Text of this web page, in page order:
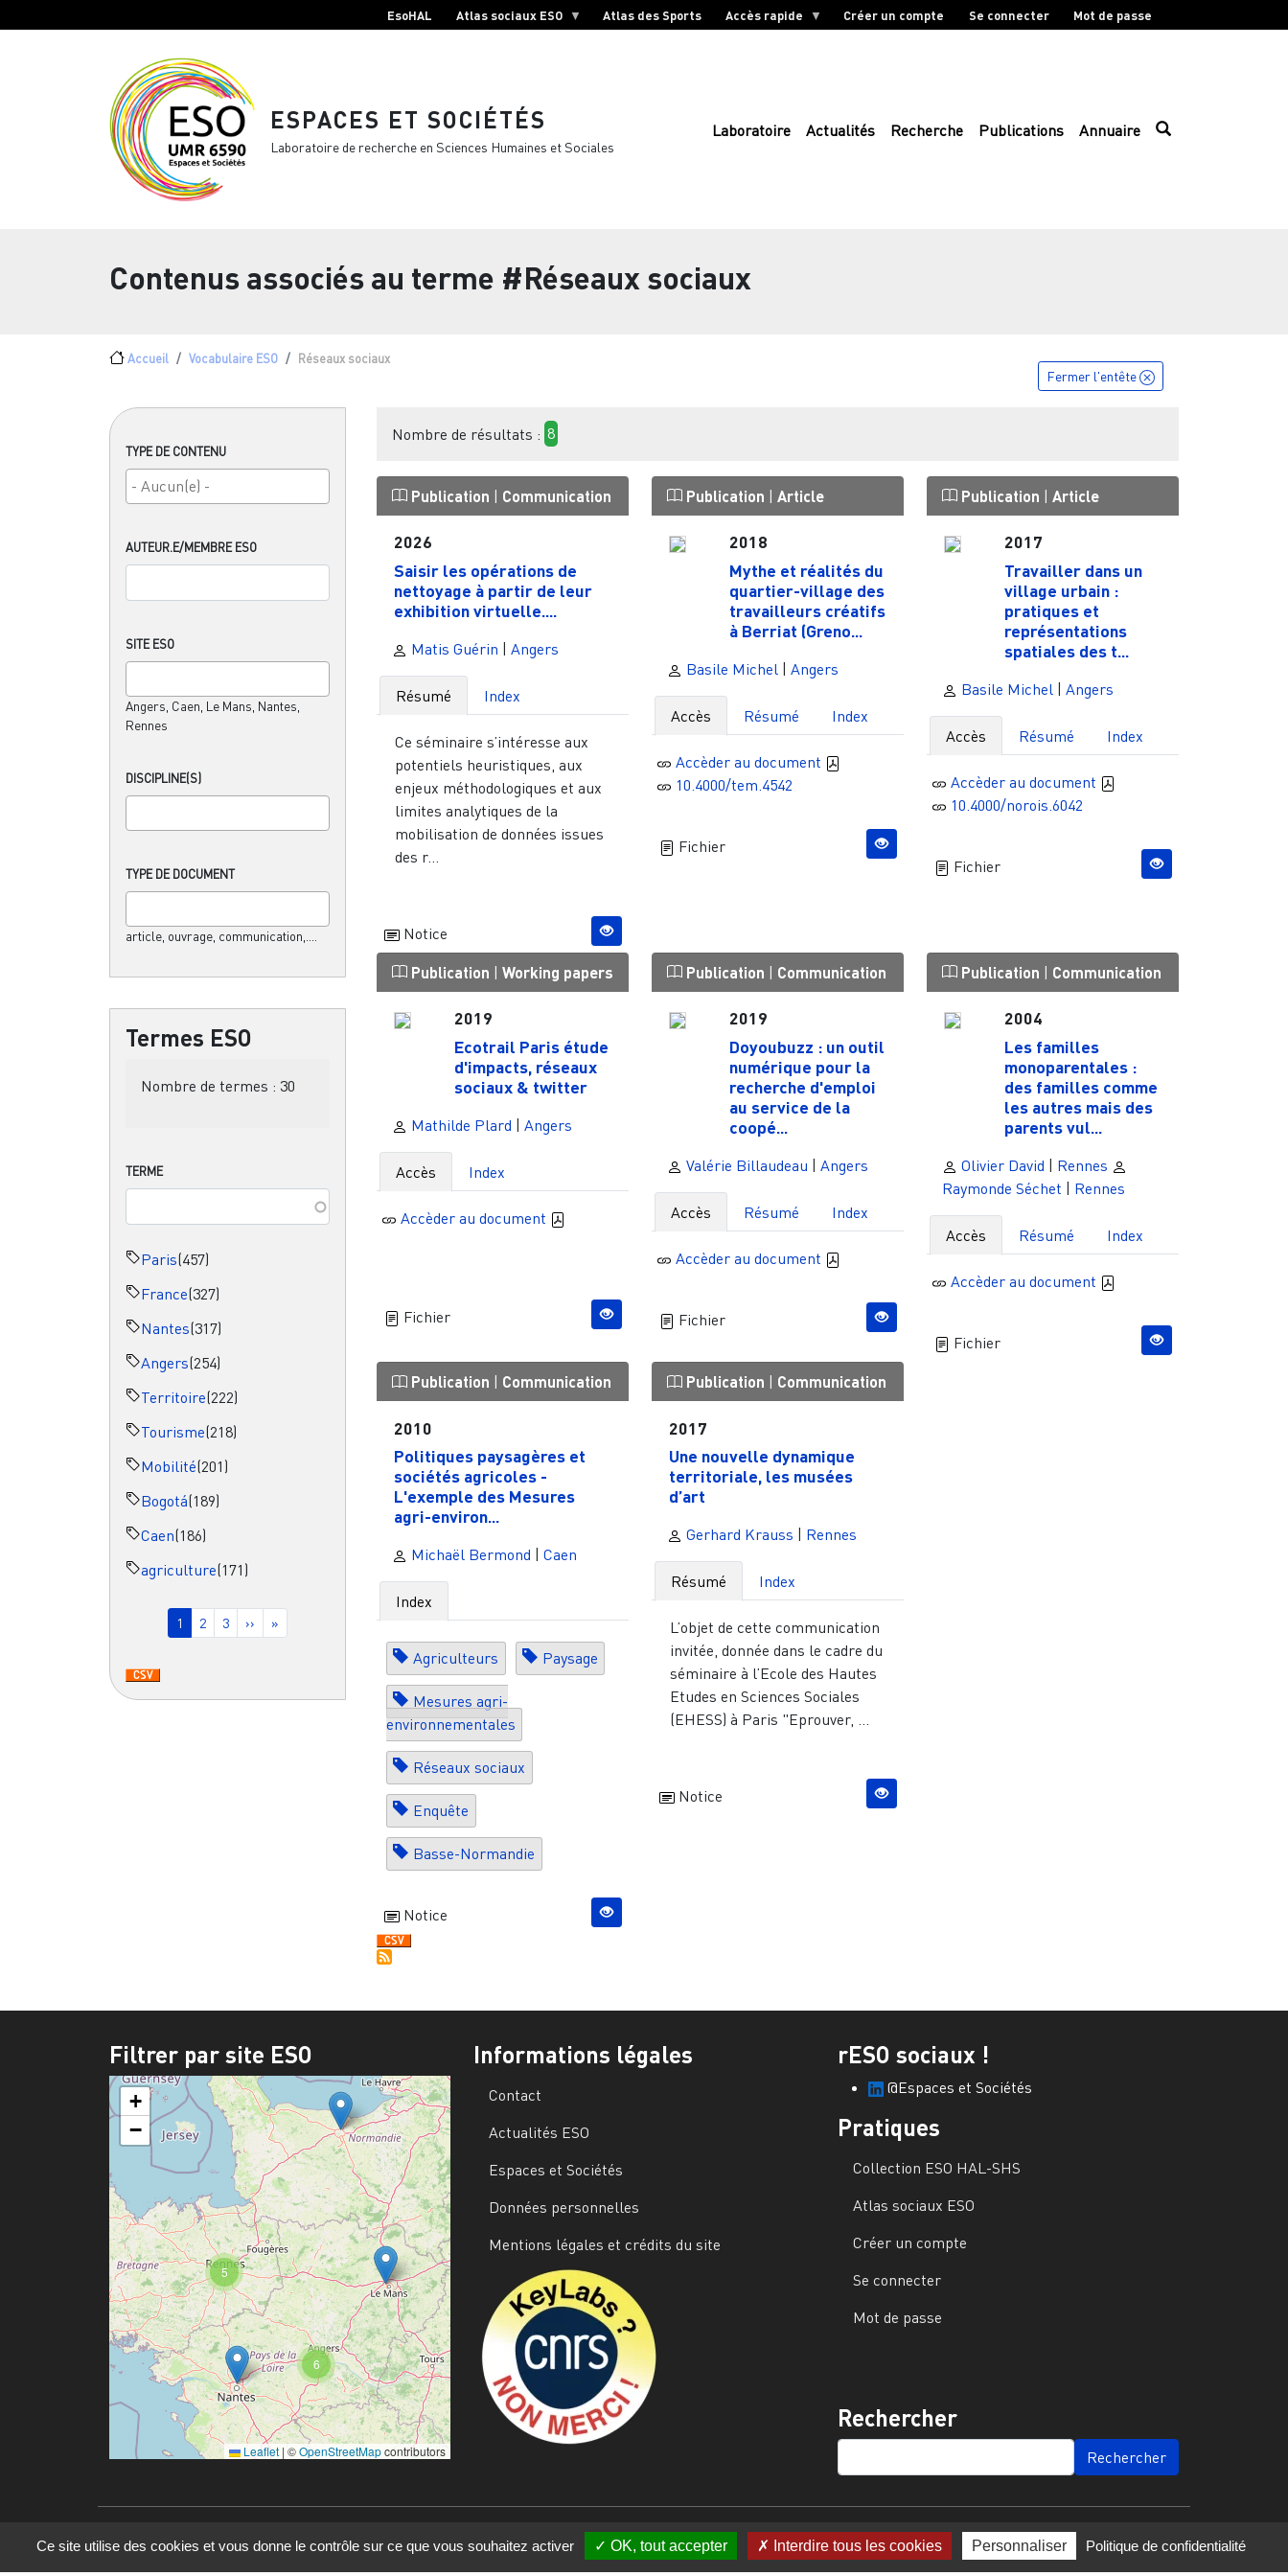
EsoHAL Atlas sociaux ESO Atlas des Sports Accès rapide Créer un compte Se connecter Mot de passe
ESPACES ET SOCIÉTÉS
Laboratoire de recherche en Sciences Humaines et Sociales
Laboratoire Actualités Recherche Publications Annuaire
Contenus associés au terme #Réseaux sociaux
Fil d'Ariane
Accueil Vocabulaire ESO Réseaux sociaux
TYPE DE CONTENU
AUTEUR.E/MEMBRE ESO
SITE ESO
Angers, Caen, Le Mans, Nantes,
Rennes
DISCIPLINE(S)
TYPE DE DOCUMENT
article, ouvrage, communication,....
Termes ESO
Nombre de termes : 30
TERME
Paris(457)
France(327)
Nantes(317)
Angers(254)
Territoire(222)
Tourisme(218)
Mobilité(201)
Bogotá(189)
Caen(186)
agriculture(171)
Pagination
Page courante
1 Page
2 Page
3 Page suivante
›› Dernière page
»
Fermer l'entête
Nombre de résultats : 8
Publication | Communication
2026
Saisir les opérations de
nettoyage à partir de leur
exhibition virtuelle....
Matis Guérin | Angers
Résumé Index
Ce séminaire s’intéresse aux
potentiels heuristiques, aux
enjeux méthodologiques et aux
limites analytiques de la
mobilisation de données issues
des r...
Notice
Publication | Article
2018
Mythe et réalités du
quartier-village des
travailleurs créatifs
à Berriat (Greno...
Basile Michel | Angers
Accès Résumé Index
Accèder au document
10.4000/tem.4542
Fichier
Publication | Article
2017
Travailler dans un
village urbain :
pratiques et
représentations
spatiales des t...
Basile Michel | Angers
Accès Résumé Index
Accèder au document
10.4000/norois.6042
Fichier
Publication | Working papers
2019
Ecotrail Paris étude
d'impacts, réseaux
sociaux & twitter
Mathilde Plard | Angers
Accès Index
Accèder au document
Fichier
Publication | Communication
2019
Doyoubuzz : un outil
numérique pour la
recherche d'emploi
au service de la
coopé...
Valérie Billaudeau | Angers
Accès Résumé Index
Accèder au document
Fichier
Publication | Communication
2004
Les familles
monoparentales :
des familles comme
les autres mais des
parents vul...
Olivier David | Rennes
Raymonde Séchet | Rennes
Accès Résumé Index
Accèder au document
Fichier
Publication | Communication
2010
Politiques paysagères et
sociétés agricoles -
L'exemple des Mesures
agri-environ...
Michaël Bermond Caen
Index
Agriculteurs Paysage
Mesures agri-
environnementales
Réseaux sociaux
Enquête
Basse-Normandie
Notice
Publication | Communication
2017
Une nouvelle dynamique
territoriale, les musées
d’art
Gerhard Krauss Rennes
Résumé Index
L’objet de cette communication
invitée, donnée dans le cadre du
séminaire à l’Ecole des Hautes
Etudes en Sciences Sociales
(EHESS) à Paris "Eprouver, ...
Notice
Filtrer par site ESO
6
5
+
−
Leaflet | ©OpenStreetMapcontributors
Informations légales
Contact
Actualités ESO
Espaces et Sociétés
Données personnelles
Mentions légales et crédits du site
rESO sociaux !
@Espaces et Sociétés
Pratiques
Collection ESO HAL-SHS
Atlas sociaux ESO
Créer un compte
Se connecter
Mot de passe
Rechercher
SEARCH
Ce site utilise des cookies et vous donne le contrôle sur ce que vous souhaitez activer OK, tout accepter Interdire tous les cookies Personnaliser Politique de confidentialité